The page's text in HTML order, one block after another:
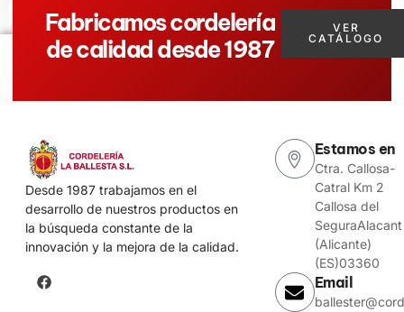
Fabricamos cordelería
de calidad desde 1987
VER
CATÁLOGO
Desde 1987 trabajamos en el
desarrollo de nuestros productos en
la búsqueda constante de la
innovación y la mejora de la calidad.
Estamos en
Ctra. Callosa-
Catral Km 2
Callosa del
SeguraAlacant
(Alicante)
(ES)03360
Email